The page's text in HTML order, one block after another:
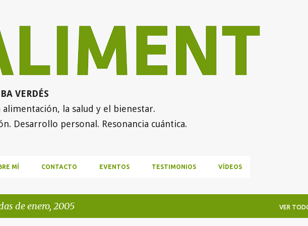
VERDÉS
alimentación, la salud y el bienestar.
Desarrollo personal. Resonancia cuántica.
MÍ CONTACTO EVENTOS TESTIMONIOS VÍDEOS
de enero, 2005 VER